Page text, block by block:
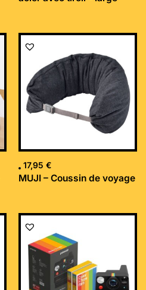
17,95 €
MUJI – Coussin de voyage
Le
initial
était :
169,99 €.
Le